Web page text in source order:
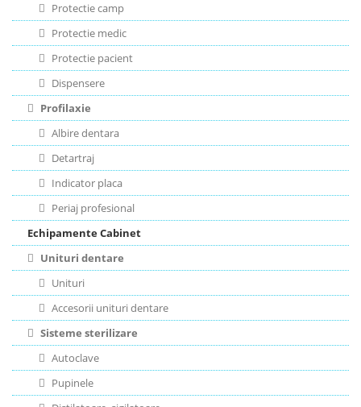
Protectie camp
Protectie medic
Protectie pacient
Dispensere
Profilaxie
Albire dentara
Detartraj
Indicator placa
Periaj profesional
Echipamente Cabinet
Unituri dentare
Unituri
Accesorii unituri dentare
Sisteme sterilizare
Autoclave
Pupinele